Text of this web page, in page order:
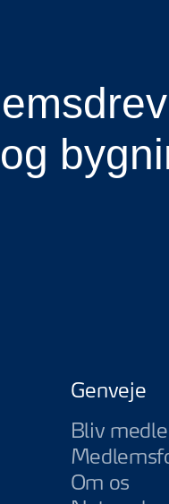
Genveje
Bliv
Om os